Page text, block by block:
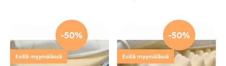
-50%
Esillä myymälässä
-50%
Esillä myymälässä